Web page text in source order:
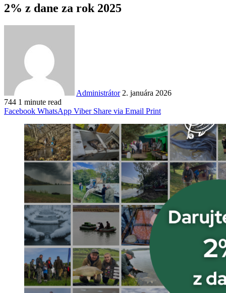
2% z dane za rok 2025
Administrátor 2. januára 2026
744 1 minute read
Facebook WhatsApp Viber Share via Email Print